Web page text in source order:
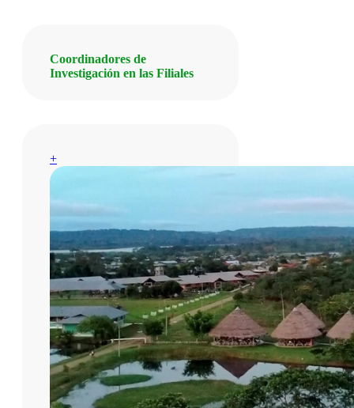
Coordinadores de
Investigación en las Filiales
+